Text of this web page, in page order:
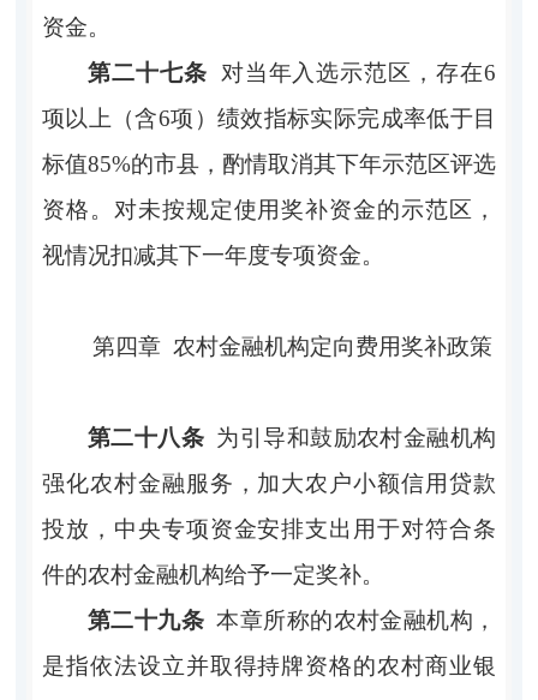
资金。
第二十七条
对当年入选示范区，存在6
项以上（含6项）绩效指标实际完成率低于目
标值85%的市县，酌情取消其下年示范区评选
资格。对未按规定使用奖补资金的示范区，
视情况扣减其下一年度专项资金。
第四章 农村金融机构定向费用奖补政策
第二十八条 为引导和鼓励农村金融机构
强化农村金融服务，加大农户小额信用贷款
投放，中央专项资金安排支出用于对符合条
件的农村金融机构给予一定奖补。
第二十九条 本章所称的农村金融机构，
是指依法设立并取得持牌资格的农村商业银